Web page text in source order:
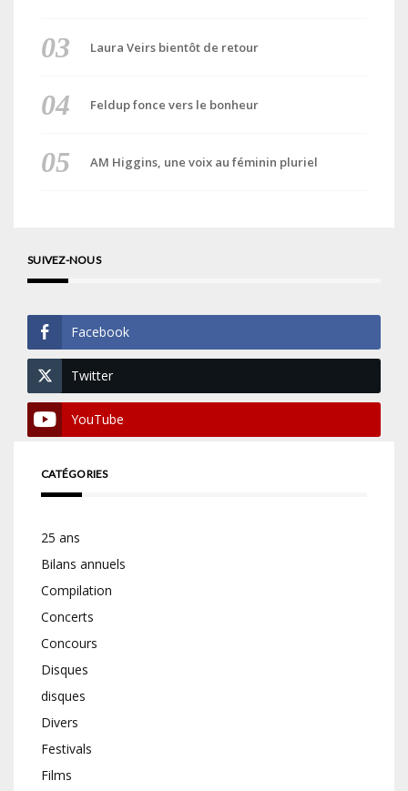
Laura Veirs bientôt de retour
Feldup fonce vers le bonheur
AM Higgins, une voix au féminin pluriel
SUIVEZ-NOUS
Facebook
Twitter
YouTube
CATÉGORIES
25 ans
Bilans annuels
Compilation
Concerts
Concours
Disques
disques
Divers
Festivals
Films